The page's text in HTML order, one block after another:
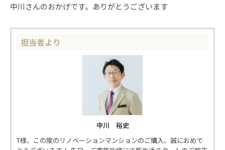
中川さんのおかげです。ありがとうございます
担当者より
中川 裕史
T様、この度のリノベーションマンションのご購入、誠におめで